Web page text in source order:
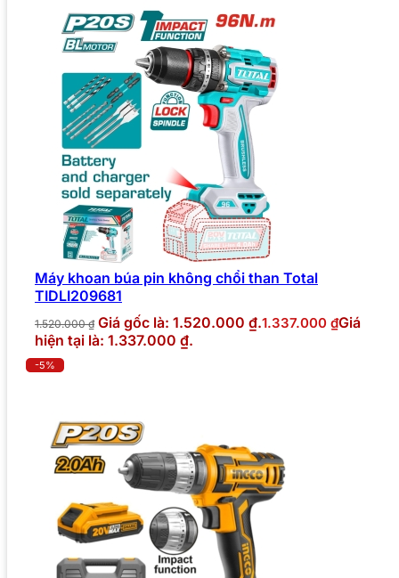
Máy khoan búa pin không chổi than Total
TIDLI209681
1.520.000₫ Giá gốc là: 1.520.000 ₫.1.337.000 ₫Giá
hiện tại là: 1.337.000 ₫.
-5%